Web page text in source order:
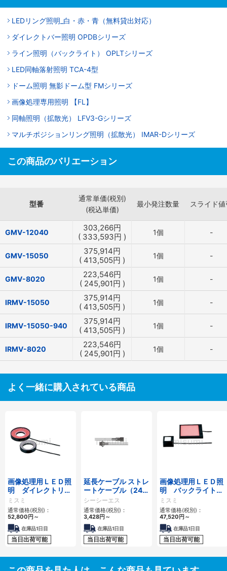
LEDリング照明_白・赤・青（無料貸出対応）
ダイレクトバー照明 OPDBシリーズ
ライン照明（バックライト） OPLTシリーズ
LED同軸落射照明 TCA-4型
ドーム照明 無影ドーム型 FMシリーズ
画像処理専用照明 【FL】
同軸照明（拡散光） LFV3-Gシリーズ
マルチポジションリング照明（拡散光） IMAR-Dシリーズ
この商品のバリエーション
型番
通常単価(税別)
(税込単価)
最小発注数量 スライド
GMV-12040 303,266円
( 333,593円 ) 1個 -
GMV-15050 375,914円
( 413,505円 ) 1個 -
GMV-8020 223,546円
( 245,901円 ) 1個 -
IRMV-15050 375,914円
( 413,505円 ) 1個 -
IRMV-15050-940 375,914円
( 413,505円 ) 1個 -
IRMV-8020 223,546円
( 245,901円 ) 1個 -
よく一緒に購入されている商品
画像処理用ＬＥＤ照
明 ダイレクトリン
グタイプ
ミスミ
通常価格(税別)：
52,800 円 ～
在庫品1日目
当日出荷可能
延長ケーブル ストレ
ートケーブル（24V
用／HLV用） FCBシ
リーズ
シーシーエス
通常価格(税別)：
3,428円 ～
在庫品1日目
当日出荷可能
画像処理用ＬＥＤ照
明 バックライトタ
イプ
ミスミ
通常価格(税別)：
47,520 円 ～
在庫品1日目
当日出荷可能